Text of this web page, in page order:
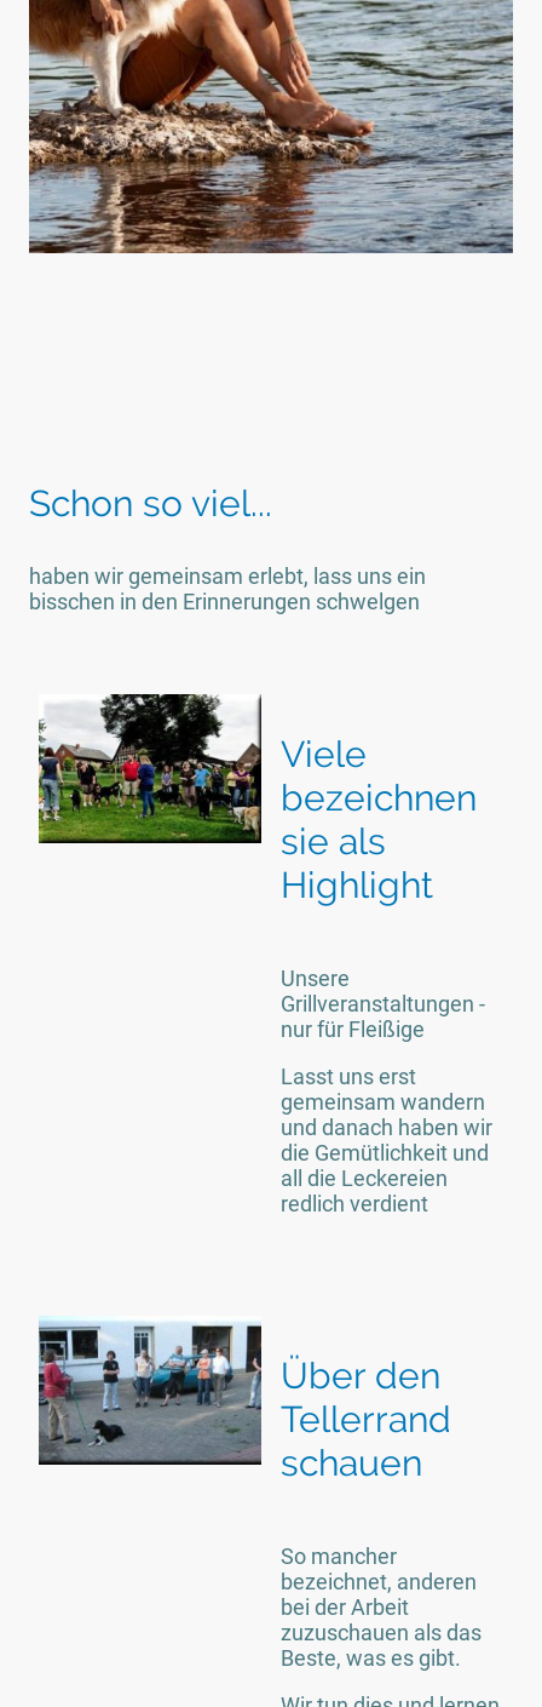
Schon so viel...
haben wir gemeinsam erlebt, lass uns ein
bisschen in den Erinnerungen schwelgen
Viele
bezeichnen
sie als
Highlight
Unsere
Grillveranstaltungen -
nur für Fleißige
Lasst uns erst
gemeinsam wandern
und danach haben wir
die Gemütlichkeit und
all die Leckereien
redlich verdient
Über den
Tellerrand
schauen
So mancher
bezeichnet, anderen
bei der Arbeit
zuzuschauen als das
Beste, was es gibt.